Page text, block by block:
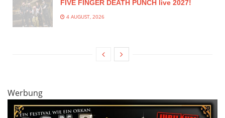
FIVE FINGER DEATH PUNCH live 2027!
4 AUGUST, 2026
Werbung